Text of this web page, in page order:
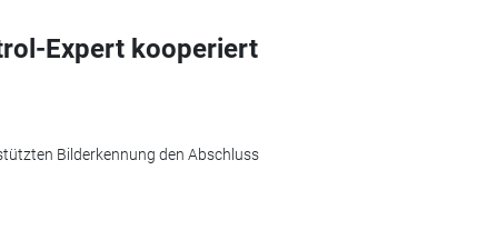
Expert kooperiert
Bilderkennung den Abschluss